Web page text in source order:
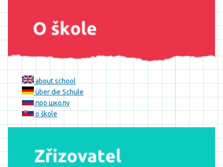
about school
über die Schule
про школу
o škole